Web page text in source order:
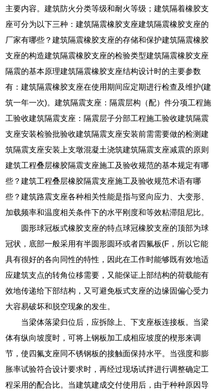
主要内容。建筑防火分类等级和耐火等级；建筑隔着橡胶支
座可分为以下三种：建筑隔震橡胶支座建筑隔震橡胶支座的
厂家有哪些？建筑隔震橡胶支座的存储和保护建筑隔震橡胶
支座的构造建筑隔震橡胶支座的检验类型建筑隔震橡胶支座
隔震的基本原理建筑隔震橡胶支座结构设计时的主要参数
有：建筑隔震橡胶支座在使用期间应定期进行检查及维护(建
筑一年一次)。建筑隔震支座：隔震层构（配）件分项工程施
工验收建筑隔震支座：隔震层子分部工程施工验收建筑隔震
支座安装检验批验收建筑隔震支座安装前需需要做的检测建
筑隔震支座安装上支墩混凝土浇筑建筑隔震支座减震的原则
建筑工程叠层橡胶隔震支座施工及验收规范的基本规定有哪
些？建筑工程叠层橡胶隔震支座施工及验收规范术语有哪
些？建筑路震支座各种相关性能是指与竖向应力、大变形、
加载频率和温度相关条件下的水平刚度和等效粘滞阻尼比。
圆形球冠板式橡胶支座的特点球冠橡胶支座的顶部为球
冠状，底部一般采用有半圆形圆环或者四氟板(F，所以它能
具有很好的各向同性的特性，因此在工作时能够既有效地适
应建筑支点的转角位移需要，又能保证上部结构的荷载能有
效地传递给下部结构，又可避免板式支座的边缘固偏心受力
大容易破坏和脱空现象的发生。
当梁体落梁归位后，应拆除上、下支座板连接板。当梁
体有纵向坡度时，可将上钢板加工成相应坡度的楔形来调
节，使四氟支座同不锈钢板的接触面保持水平。当强度和膨
胀率试验符合设计要求时，再经过现场试拌进行调整确定工
程采用的配合比。当建筑建成交付使用后，由于种种原因导